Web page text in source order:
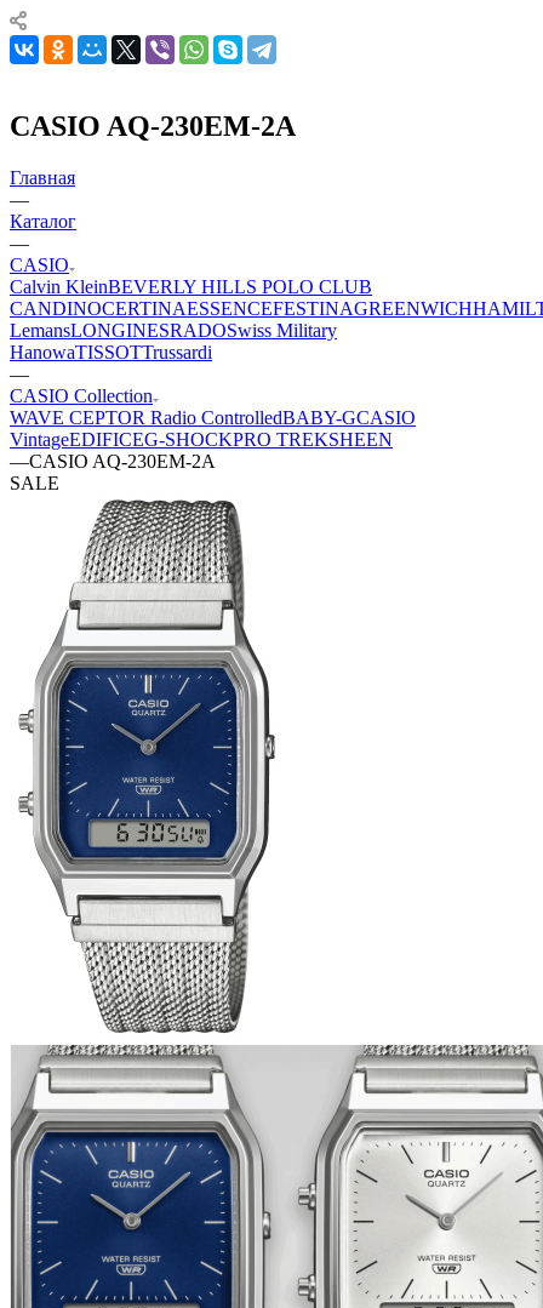
CASIO AQ-230EM-2A
Главная
—
Каталог
—
CASIO
Calvin KleinBEVERLY HILLS POLO CLUB
CANDINOCERTINAESSENCEFESTINAGREENWICH
LemansLONGINESRADOSwiss Military
HanowaTISSOTTrussardi
—
CASIO Collection
WAVE CEPTOR Radio ControlledBABY-GCASIO
VintageEDIFICEG-SHOCKPRO TREKSHEEN
—CASIO AQ-230EM-2A
SALE